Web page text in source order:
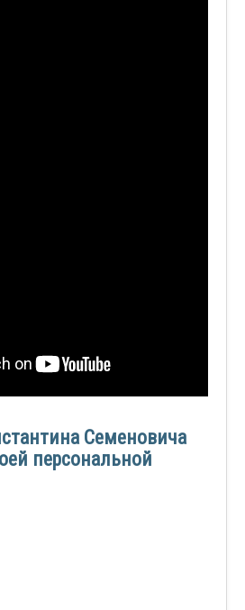
Семеновича
персональной